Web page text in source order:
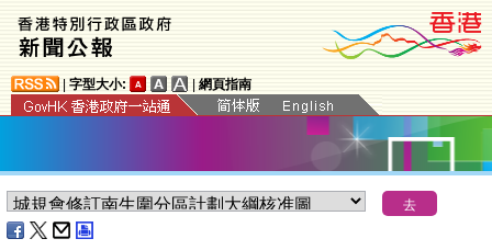
字型大小: 網頁指南